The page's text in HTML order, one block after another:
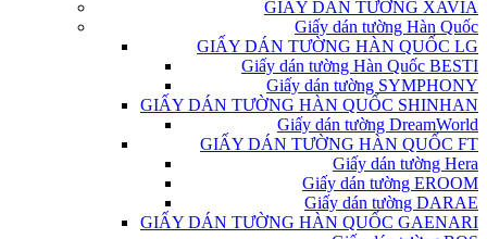
GIẤY DÁN TƯỜNG XAVIA
Giấy dán tường Hàn Quốc
GIẤY DÁN TƯỜNG HÀN QUỐC LG
Giấy dán tường Hàn Quốc BESTI
Giấy dán tường SYMPHONY
GIẤY DÁN TƯỜNG HÀN QUỐC SHINHAN
Giấy dán tường DreamWorld
GIẤY DÁN TƯỜNG HÀN QUỐC FT
Giấy dán tường Hera
Giấy dán tường EROOM
Giấy dán tường DARAE
GIẤY DÁN TƯỜNG HÀN QUỐC GAENARI